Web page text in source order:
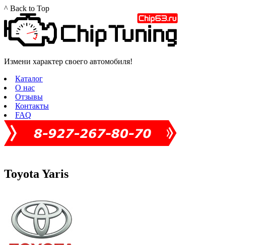
^ Back to Top
Измени характер своего автомобиля!
Каталог
О нас
Отзывы
Контакты
FAQ
Toyota Yaris